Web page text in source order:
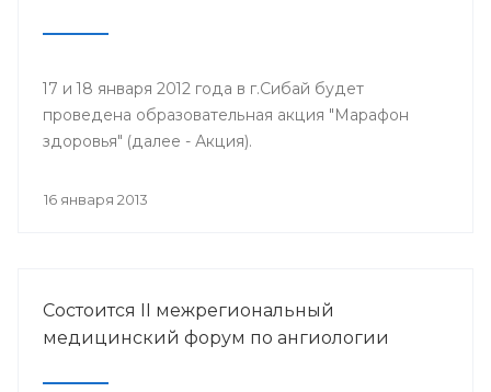
17 и 18 января 2012 года в г.Сибай будет
проведена образовательная акция "Марафон
здоровья" (далее - Акция).
16 января 2013
Состоится II межрегиональный
медицинский форум по ангиологии